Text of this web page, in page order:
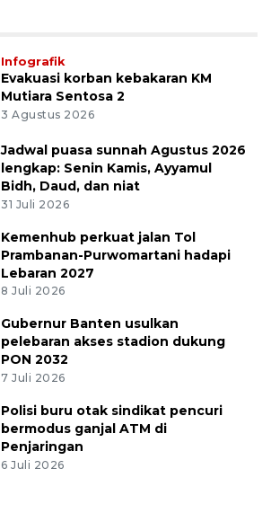
Infografik
Evakuasi korban kebakaran KM
Mutiara Sentosa 2
3 Agustus 2026
Jadwal puasa sunnah Agustus 2026
lengkap: Senin Kamis, Ayyamul
Bidh, Daud, dan niat
31 Juli 2026
Kemenhub perkuat jalan Tol
Prambanan-Purwomartani hadapi
Lebaran 2027
8 Juli 2026
Gubernur Banten usulkan
pelebaran akses stadion dukung
PON 2032
7 Juli 2026
Polisi buru otak sindikat pencuri
bermodus ganjal ATM di
Penjaringan
6 Juli 2026